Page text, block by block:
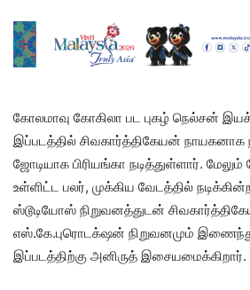
கோலமாவு கோகிலா பட புகழ் நெல்சன்
இப்படத்தில் சிவகார்த்திகேயன் நாயகனாக
ஜோடியாக பிரியங்கா நடித்துள்ளார்.
உள்ளிட்ட பலர், முக்கிய வேடத்தில்
ஸ்டூடியோஸ் நிறுவனத்துடன்
எஸ்.கே.புரொடக்‌ஷன் நிறுவனமும்
இப்படத்திற்கு அனிருத் இசையமைக்கிறார்.